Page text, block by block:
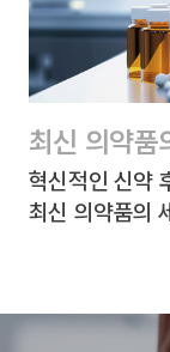
최신 의약품
혁신적인 신약
최신 의약품의